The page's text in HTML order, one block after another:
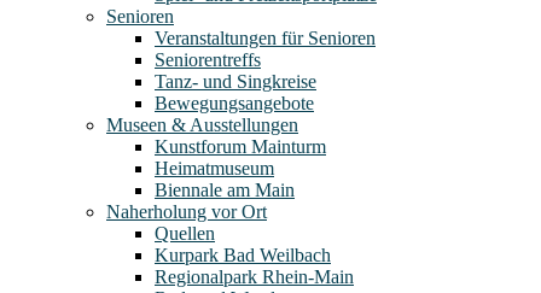
Senioren
Veranstaltungen für Senioren
Seniorentreffs
Tanz- und Singkreise
Bewegungsangebote
Museen & Ausstellungen
Kunstforum Mainturm
Heimatmuseum
Biennale am Main
Naherholung vor Ort
Quellen
Kurpark Bad Weilbach
Regionalpark Rhein-Main